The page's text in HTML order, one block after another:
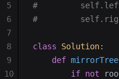
#         self.left
#
class Solution:
    def
mirrorTree
        if
not
5
6
7
8
9
10